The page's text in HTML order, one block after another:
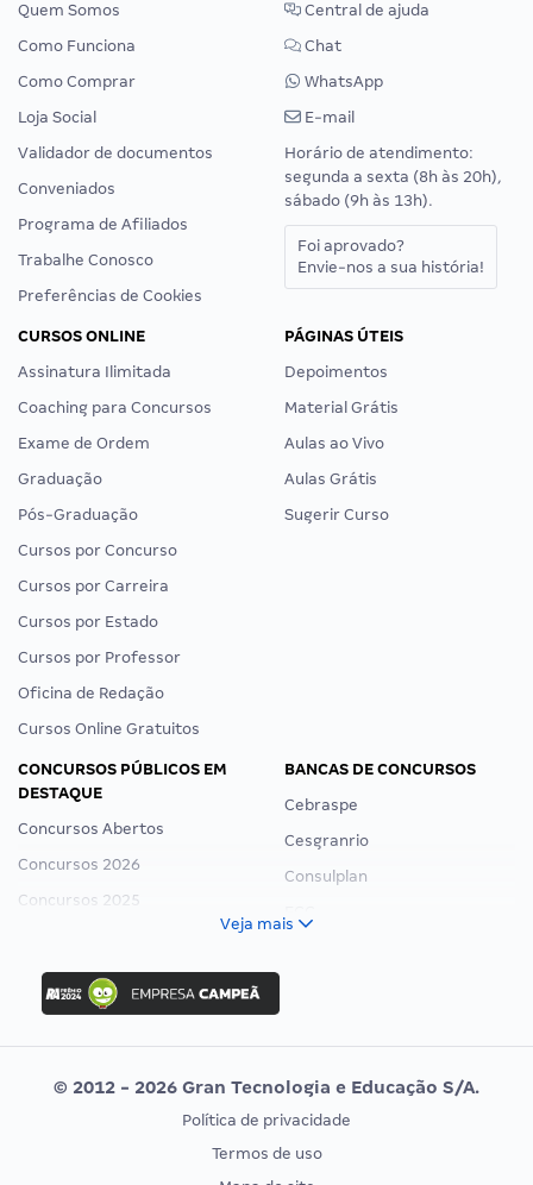
Quem Somos
Como Funciona
Como Comprar
Loja Social
Validador de documentos
Conveniados
Programa de Afiliados
Trabalhe Conosco
Preferências de Cookies
Central de ajuda
Chat
WhatsApp
E-mail
Horário de atendimento:
segunda a sexta (8h às 20h),
sábado (9h às 13h).
Foi aprovado?
Envie-nos a sua história!
CURSOS ONLINE
Assinatura Ilimitada
Coaching para Concursos
Exame de Ordem
Graduação
Pós-Graduação
Cursos por Concurso
Cursos por Carreira
Cursos por Estado
Cursos por Professor
Oficina de Redação
Cursos Online Gratuitos
PÁGINAS ÚTEIS
Depoimentos
Material Grátis
Aulas ao Vivo
Aulas Grátis
Sugerir Curso
CONCURSOS PÚBLICOS EM
DESTAQUE
Concursos Abertos
Concursos 2026
Concursos 2025
Concurso Ibama
Concurso MPU
Editais publicados
BANCAS DE CONCURSOS
Cebraspe
Cesgranrio
Consulplan
Vunesp
CONCURSOS POR PROFISSÃO
EXAME DE ORDEM
Veja mais
© 2012 - 2026 Gran Tecnologia e Educação S/A.
Política de privacidade
Termos de uso